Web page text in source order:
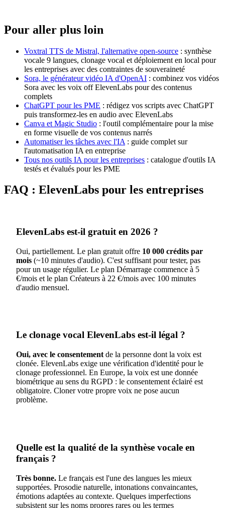
Pour aller plus loin
Voxtral TTS de Mistral, l'alternative open-source : synthèse
vocale 9 langues, clonage vocal et déploiement en local pour
les entreprises avec des contraintes de souveraineté
Sora, le générateur vidéo IA d'OpenAI : combinez vos vidéos
Sora avec les voix off ElevenLabs pour des contenus
complets
ChatGPT pour les PME : rédigez vos scripts avec ChatGPT
puis transformez-les en audio avec ElevenLabs
Canva et Magic Studio : l'outil complémentaire pour la mise
en forme visuelle de vos contenus narrés
Automatiser les tâches avec l'IA : guide complet sur
l'automatisation IA en entreprise
Tous nos outils IA pour les entreprises : catalogue d'outils IA
testés et évalués pour les PME
FAQ : ElevenLabs pour les entreprises
ElevenLabs est-il gratuit en 2026 ?
Oui, partiellement. Le plan gratuit offre 10 000 crédits par
mois (~10 minutes d'audio). C'est suffisant pour tester, pas
pour un usage régulier. Le plan Démarrage commence à 5
€/mois et le plan Créateurs à 22 €/mois avec 100 minutes
d'audio mensuel.
Le clonage vocal ElevenLabs est-il légal ?
Oui, avec le consentement de la personne dont la voix est
clonée. ElevenLabs exige une vérification d'identité pour le
clonage professionnel. En Europe, la voix est une donnée
biométrique au sens du RGPD : le consentement éclairé est
obligatoire. Cloner votre propre voix ne pose aucun
problème.
Quelle est la qualité de la synthèse vocale en
français ?
Très bonne. Le français est l'une des langues les mieux
supportées. Prosodie naturelle, intonations convaincantes,
émotions adaptées au contexte. Quelques imperfections
subsistent sur les noms propres rares ou les termes